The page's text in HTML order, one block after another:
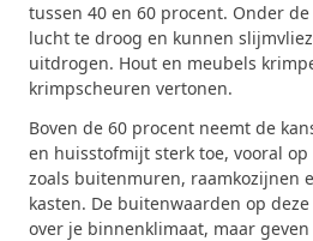
tussen 40 en 60 procent. Onder
lucht te droog en kunnen
uitdrogen. Hout en meubels
krimpscheuren vertonen.
Boven de 60 procent neemt de
en huisstofmijt sterk toe, vooral
zoals buitenmuren, raamkozijnen
kasten. De buitenwaarden op
over je binnenklimaat, maar